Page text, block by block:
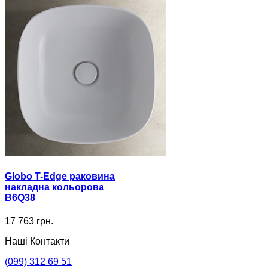
Globo T-Edge раковина
накладна кольорова
B6Q38
17 763 грн.
Наші Контакти
(099) 312 69 51